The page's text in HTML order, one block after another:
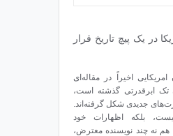
در یک پیچ تاریخ قرار
اخیراً در مقاله‌ای
تک ابرقدرتی گذشته است،
جدیدی شکل گرفته‌اند.
بلکه اظهارات خود
هم نه چند نویسنده‌ معترض،